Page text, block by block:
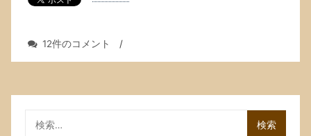
MuseScore
リ
ー
12件のコメント /
索: